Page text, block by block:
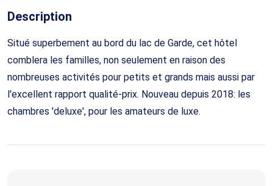
Description
Situé superbement au bord du lac de Garde, cet hôtel
comblera les familles, non seulement en raison des
nombreuses activités pour petits et grands mais aussi par
l'excellent rapport qualité-prix. Nouveau depuis 2018: les
chambres 'deluxe', pour les amateurs de luxe.